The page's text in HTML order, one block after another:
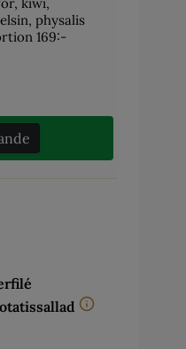
physalis
169:-